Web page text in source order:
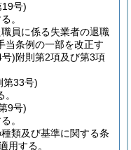
号)
。
員に係る失業者の退職
当条例の一部を改正す
)附則第2項及び第3項
第33号)
9号)
。
類及び基準に関する条
用する。